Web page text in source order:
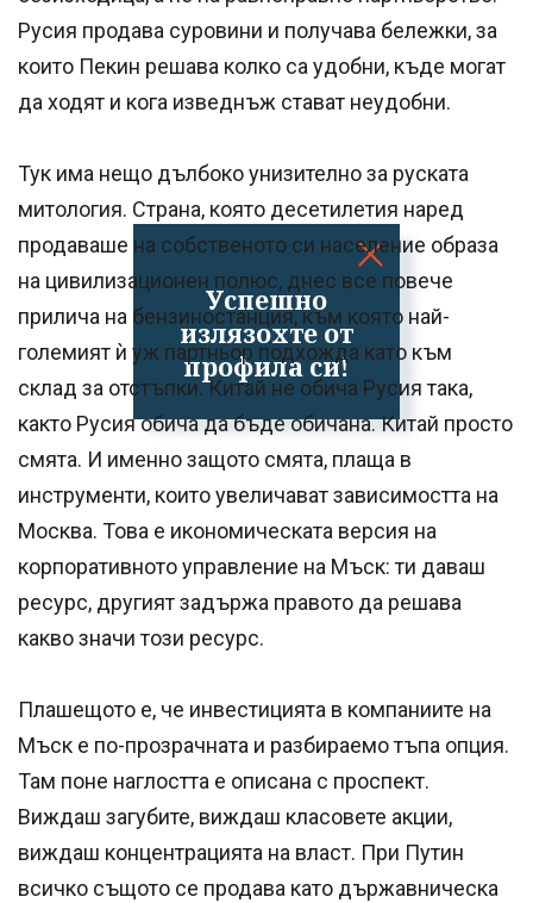
Успешно
излязохте от
профила си!
Русия продава суровини и получава бележки, за
които Пекин решава колко са удобни, къде могат
да ходят и кога изведнъж стават неудобни.
Тук има нещо дълбоко унизително за руската
митология. Страна, която десетилетия наред
продаваше на собственото си население образа
на цивилизационен полюс, днес все повече
прилича на бензиностанция, към която най-
големият ѝ уж партньор подхожда като към
склад за отстъпки. Китай не обича Русия така,
както Русия обича да бъде обичана. Китай просто
смята. И именно защото смята, плаща в
инструменти, които увеличават зависимостта на
Москва. Това е икономическата версия на
корпоративното управление на Мъск: ти даваш
ресурс, другият задържа правото да решава
какво значи този ресурс.
Плашещото е, че инвестицията в компаниите на
Мъск е по-прозрачната и разбираемо тъпа опция.
Там поне наглостта е описана с проспект.
Виждаш загубите, виждаш класовете акции,
виждаш концентрацията на власт. При Путин
всичко същото се продава като държавническа